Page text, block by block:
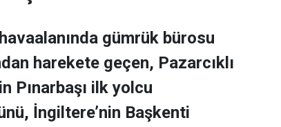
gümrük bürosu
harekete geçen, Pazarcıklı
Pınarbaşı ilk yolcu
İngiltere’nin Başkenti